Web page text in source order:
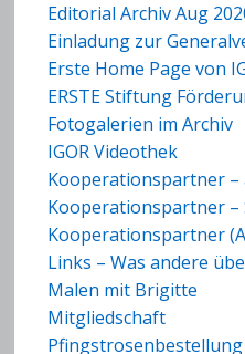
Editorial Archiv Aug
Einladung zur
Erste Home Page von
ERSTE Stiftung
Fotogalerien im Archiv
IGOR Videothek
Kooperationspartner –
Kooperationspartner –
Kooperationspartner
Links – Was andere
Malen mit Brigitte
Mitgliedschaft
Pfingstrosenbestellung